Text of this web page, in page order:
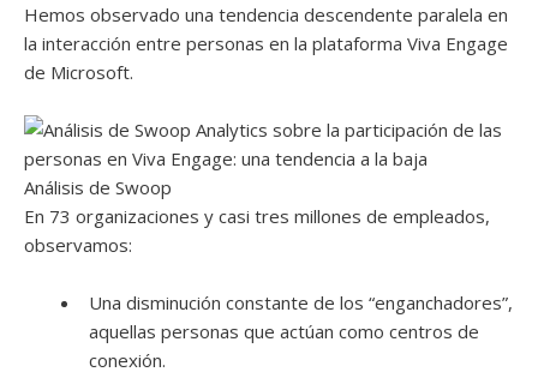
Hemos observado una tendencia descendente paralela en
la interacción entre personas en la plataforma Viva Engage
de Microsoft.
Análisis de Swoop
En 73 organizaciones y casi tres millones de empleados,
observamos:
Una disminución constante de los “enganchadores”,
aquellas personas que actúan como centros de
conexión.